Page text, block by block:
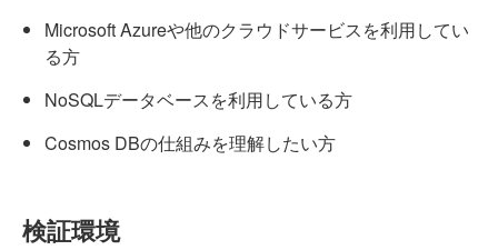
Microsoft Azureや他のクラウドサービスを利用してい
る方
NoSQLデータベースを利用している方
Cosmos DBの仕組みを理解したい方
検証環境